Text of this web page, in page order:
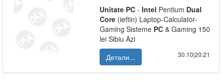
Unitate PC - Intel Pentium Dual
Core (ieftin) Laptop-Calculator-
Gaming Sisteme PC & Gaming 150
lei Sibiu Azi
Детали...
30.10|20:21